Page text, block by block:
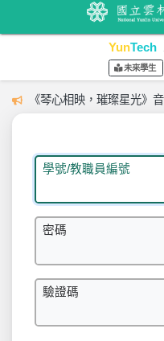
YunTech
未來學生
《琴心相映，璀璨星光》
學號/教職員編號
密碼
驗證碼